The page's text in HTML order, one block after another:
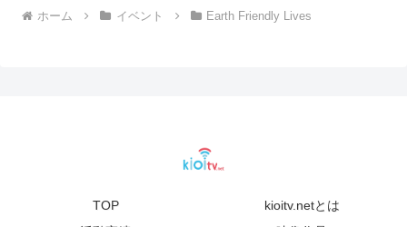
ホーム イベント Earth Friendly Lives
TOP
kioitv.netとは